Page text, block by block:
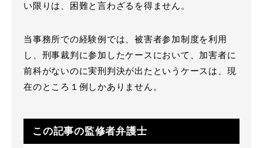
い限りは、困難と言わざるを得ません。
当事務所での経験例では、被害者参加制度を利用
し、刑事裁判に参加したケースにおいて、加害者に
前科がないのに実刑判決が出たというケースは、現
在のところ１例しかありません。
この記事の監修者弁護士